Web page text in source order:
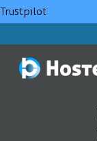
Trustpilot